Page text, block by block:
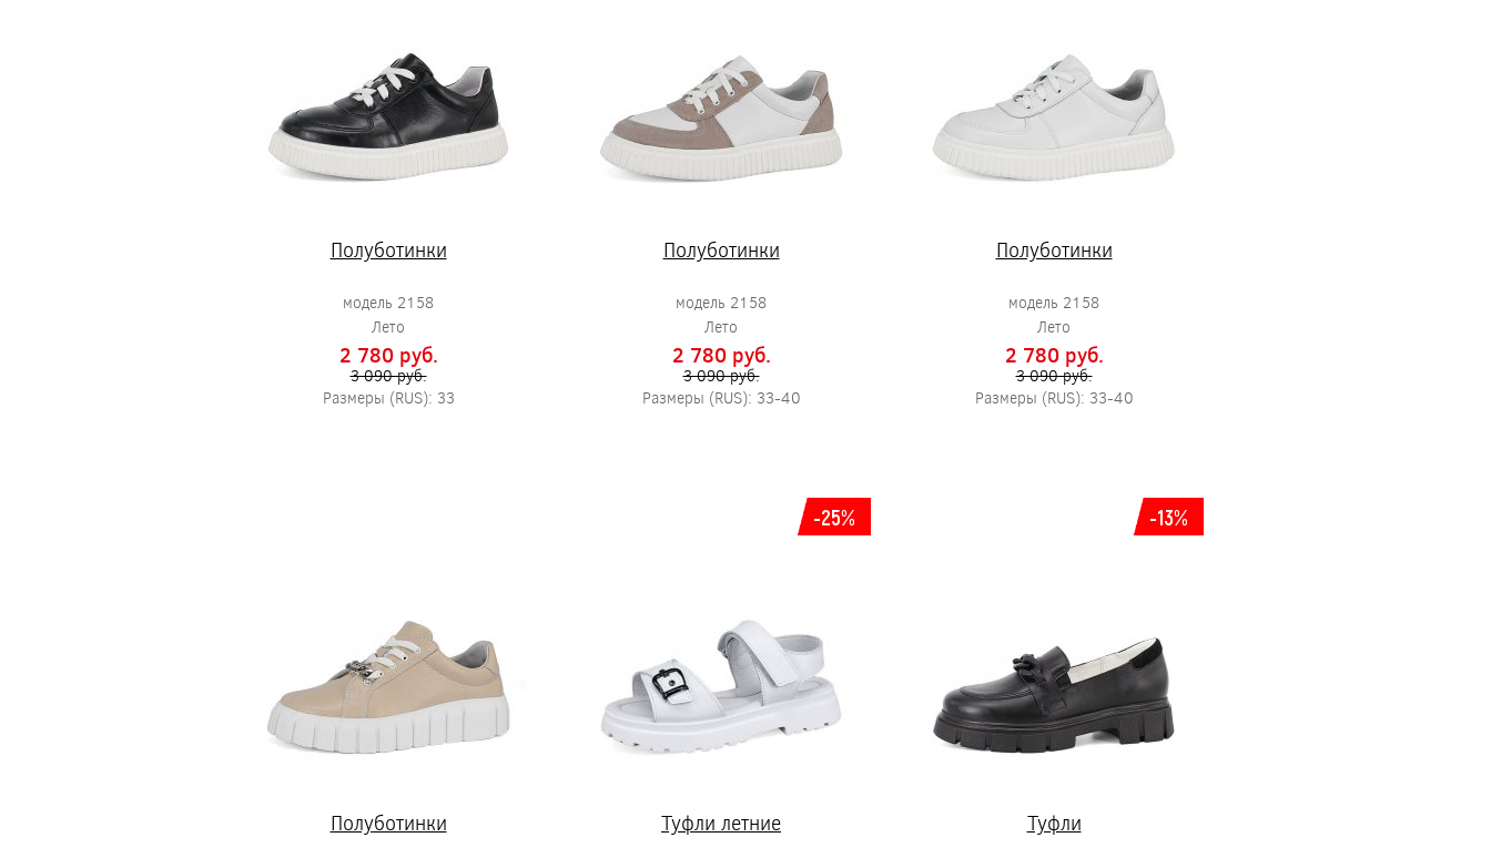
Полуботинки
модель 2158
Лето
2 780 pуб.
3 090 pуб.
Размеры (RUS): 33
Полуботинки
модель 2158
Лето
2 780 pуб.
3 090 pуб.
Размеры (RUS): 33-40
Полуботинки
модель 2158
Лето
2 780 pуб.
3 090 pуб.
Размеры (RUS): 33-40
Полуботинки
-25%
Туфли летние
-13%
Туфли